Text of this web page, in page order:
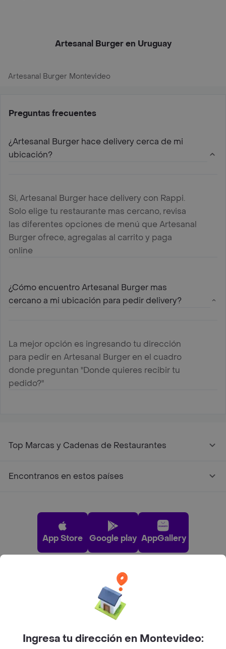
Artesanal Burger en Uruguay
Artesanal Burger Montevideo
Preguntas frecuentes
¿Artesanal Burger hace delivery cerca de mi
ubicación?
Si, Artesanal Burger hace delivery con Rappi.
Solo elige tu restaurante mas cercano, revisa
las diferentes opciones de menú que Artesanal
Burger ofrece, agregalas al carrito y paga
online
¿Cómo encuentro Artesanal Burger mas
cercano a mi ubicación para pedir delivery?
La mejor opción es ingresando tu dirección
para pedir en Artesanal Burger en el cuadro
donde preguntan "Donde quieres recibir tu
pedido?"
Top Marcas y Cadenas de Restaurantes
Encontranos en estos países
App Store Google play AppGallery
Pide tu comida favorita cerca de ti
Ingresa tu dirección en Montevideo: